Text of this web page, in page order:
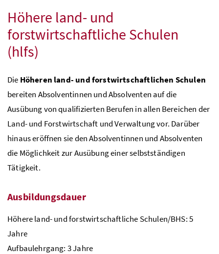
Höhere land- und
forstwirtschaftliche Schulen
(hlfs)
Die Höheren land- und forstwirtschaftlichen Schulen
bereiten Absolventinnen und Absolven­ten auf die
Ausübung von qualifizierten Berufen in allen Bereichen der
Land- und Forst­wirtschaft und Verwaltung vor. Darüber
hinaus eröffnen sie den Absolventinnen und Absolventen
die Möglichkeit zur Ausübung einer selbstständigen
Tätigkeit.
Ausbildungsdauer
Höhere land- und forstwirtschaftliche Schulen/BHS: 5
Jahre
Aufbaulehrgang: 3 Jahre